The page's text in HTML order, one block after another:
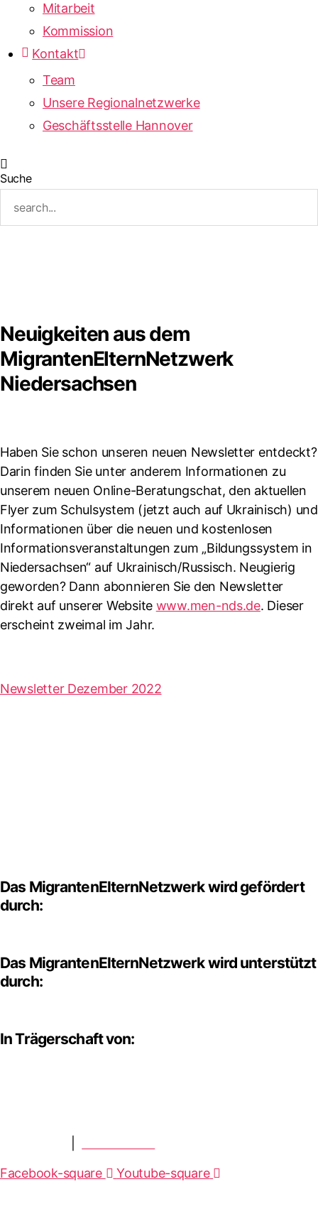
Mitarbeit
Kommission
Kontakt
Team
Unsere Regionalnetzwerke
Geschäftsstelle Hannover
Suche
Neuigkeiten aus dem
MigrantenElternNetzwerk
Niedersachsen
Haben Sie schon unseren neuen Newsletter entdeckt?
Darin finden Sie unter anderem Informationen zu
unserem neuen Online-Beratungschat, den aktuellen
Flyer zum Schulsystem (jetzt auch auf Ukrainisch) und
Informationen über die neuen und kostenlosen
Informationsveranstaltungen zum „Bildungssystem in
Niedersachsen“ auf Ukrainisch/Russisch. Neugierig
geworden? Dann abonnieren Sie den Newsletter
direkt auf unserer Website www.men-nds.de. Dieser
erscheint zweimal im Jahr.
Newsletter Dezember 2022
Das MigrantenElternNetzwerk wird gefördert
durch:
Das MigrantenElternNetzwerk wird unterstützt
durch:
In Trägerschaft von:
Facebook-square
Youtube-square